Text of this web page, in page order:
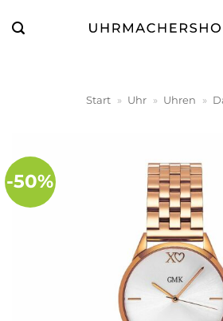
Inhalt
Start » Uhr » Uhren »
-50%